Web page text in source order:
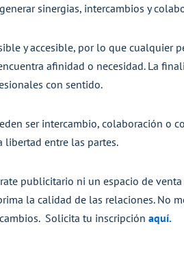
sinergias, intercambios y
y accesible, por lo que cualquier
afinidad o necesidad. La
con sentido.
ser intercambio, colaboración o
libertad entre las partes.
publicitario ni un espacio de
la calidad de las relaciones. No
Solicita tu inscripción aquí.